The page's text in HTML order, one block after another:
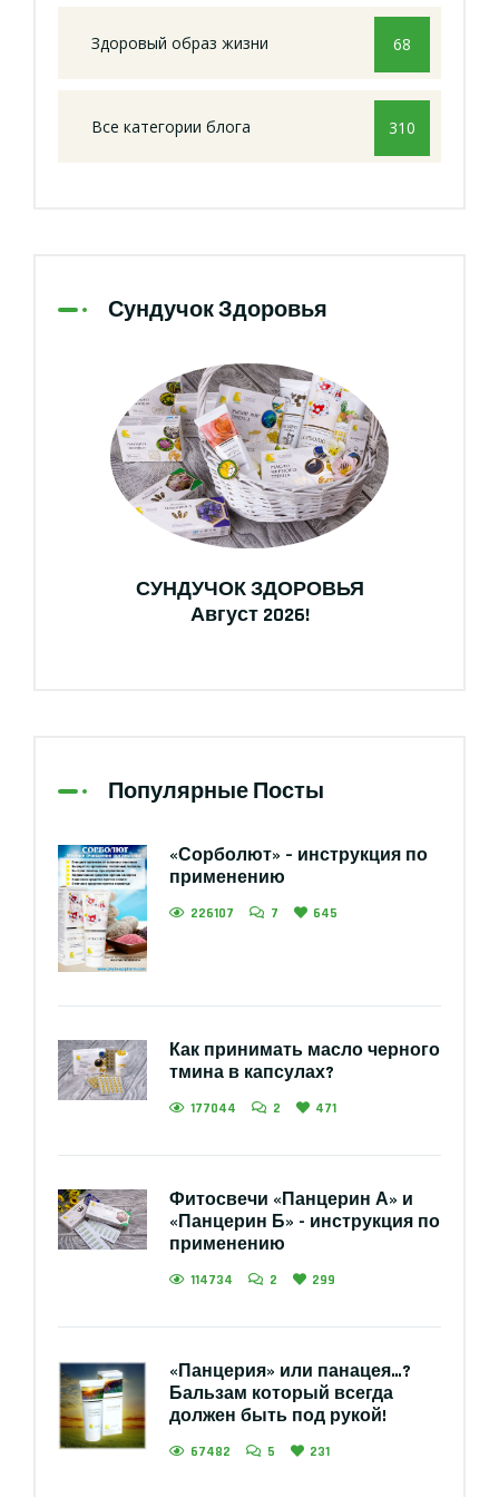
Здоровый образ жизни 68
Все категории блога 310
Сундучок Здоровья
СУНДУЧОК ЗДОРОВЬЯ
Август 2026!
Популярные Посты
«Сорболют» – инструкция по
применению
226107 7 645
Как принимать масло черного
тмина в капсулах?
177044 2 471
Фитосвечи «Панцерин А» и
«Панцерин Б» - инструкция по
применению
114734 2 299
«Панцерия» или панацея…?
Бальзам который всегда
должен быть под рукой!
67482 5 231